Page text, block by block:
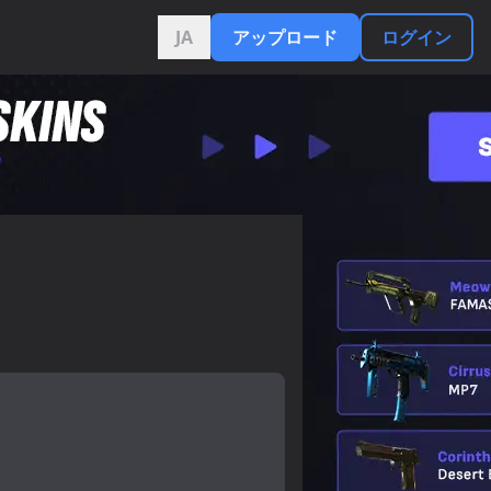
JA アップロード ログイン